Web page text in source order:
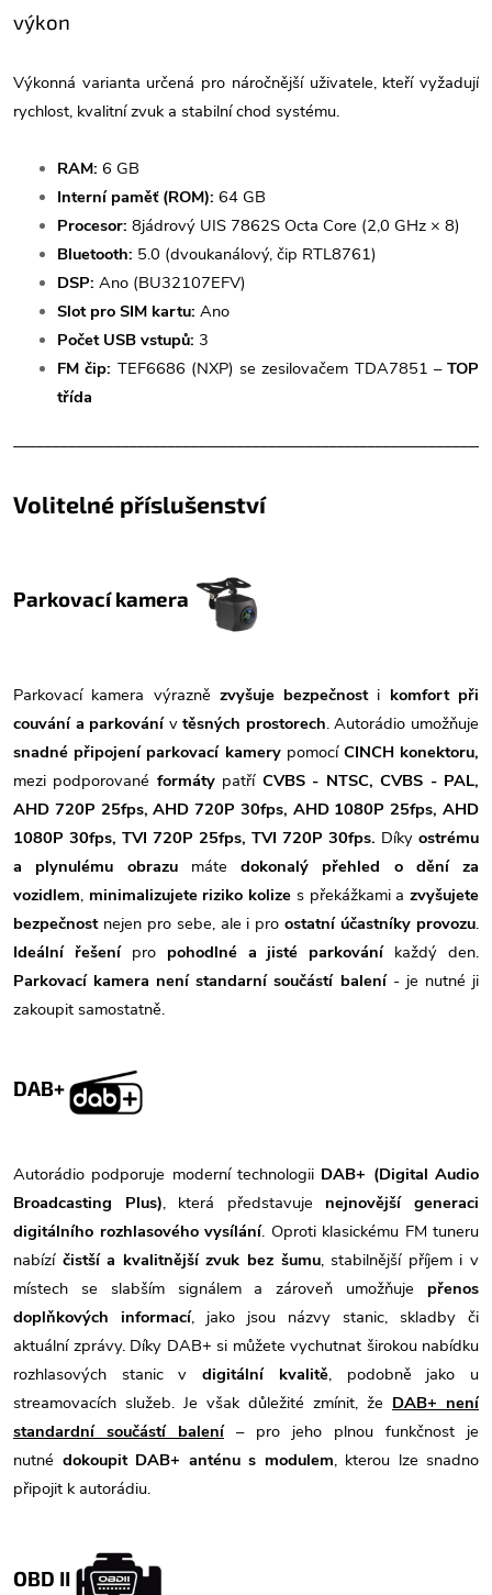
výkon
Výkonná varianta určená pro náročnější uživatele, kteří vyžadují
rychlost, kvalitní zvuk a stabilní chod systému.
RAM: 6 GB
Interní paměť (ROM): 64 GB
Procesor: 8jádrový UIS 7862S Octa Core (2,0 GHz × 8)
Bluetooth: 5.0 (dvoukanálový, čip RTL8761)
DSP: Ano (BU32107EFV)
Slot pro SIM kartu: Ano
Počet USB vstupů: 3
FM čip: TEF6686 (NXP) se zesilovačem TDA7851 – TOP
třída
Volitelné příslušenství
Parkovací kamera
Parkovací kamera výrazně zvyšuje bezpečnosti komfort při
couvání a parkovánívtěsných prostorech. Autorádio umožňuje
snadné připojení parkovací kamerypomocí CINCH konektoru,
mezi podporované formáty patříCVBS - NTSC, CVBS - PAL,
AHD 720P 25fps, AHD 720P 30fps, AHD 1080P 25fps, AHD
1080P 30fps, TVI 720P 25fps, TVI 720P 30fps. Díky ostrému
a plynulému obrazumáte dokonalý přehled o dění za
vozidlem, minimalizujete riziko kolize s překážkami azvyšujete
bezpečnostnejen pro sebe, ale i proostatní účastníky provozu.
Ideální řešenípro pohodlné a jisté parkováníkaždý den.
Parkovací kamera není standarní součástí balení- je nutné ji
zakoupit samostatně.
DAB+
Autorádio podporuje moderní technologii DAB+ (Digital Audio
Broadcasting Plus), která představuje
nejnovější generaci
digitálního rozhlasového vysílání. Oproti klasickému FM tuneru
nabízí čistší a kvalitnější zvuk bez šumu, stabilnější příjem i v
místech se slabším signálem a zároveň umožňuje
přenos
doplňkových informací, jako jsou názvy stanic, skladby či
aktuální zprávy. Díky DAB+ si můžete vychutnat širokou nabídku
rozhlasových stanic v
digitální kvalitě, podobně jako u
streamovacích služeb. Je však důležité zmínit, že DAB+ není
standardní součástí balení – pro jeho plnou funkčnost je
nutné dokoupit DAB+ anténu s modulem, kterou lze snadno
připojit k autorádiu.
OBD II